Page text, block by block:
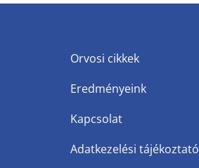
Orvosi cikkek
Eredményeink
Kapcsolat
Adatkezelési tájékoztató